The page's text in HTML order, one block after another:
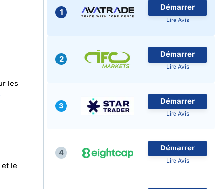
les
et le
1
Démarrer
Lire Avis
2
Démarrer
Lire Avis
3
Démarrer
Lire Avis
4
Démarrer
Lire Avis